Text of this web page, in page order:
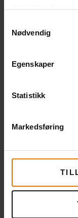
Nødvendig
Egenskaper
Statistikk
Markedsføring